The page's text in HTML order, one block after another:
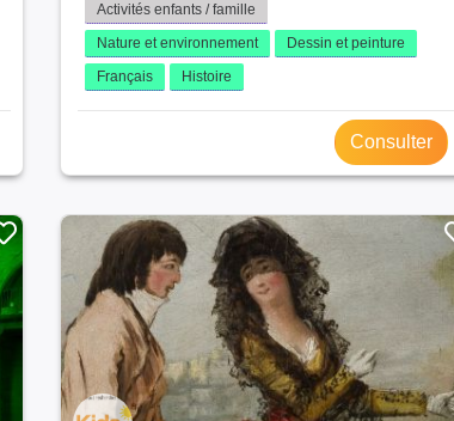
Activités enfants / famille
Nature et environnement
Dessin et peinture
Français
Histoire
Consulter